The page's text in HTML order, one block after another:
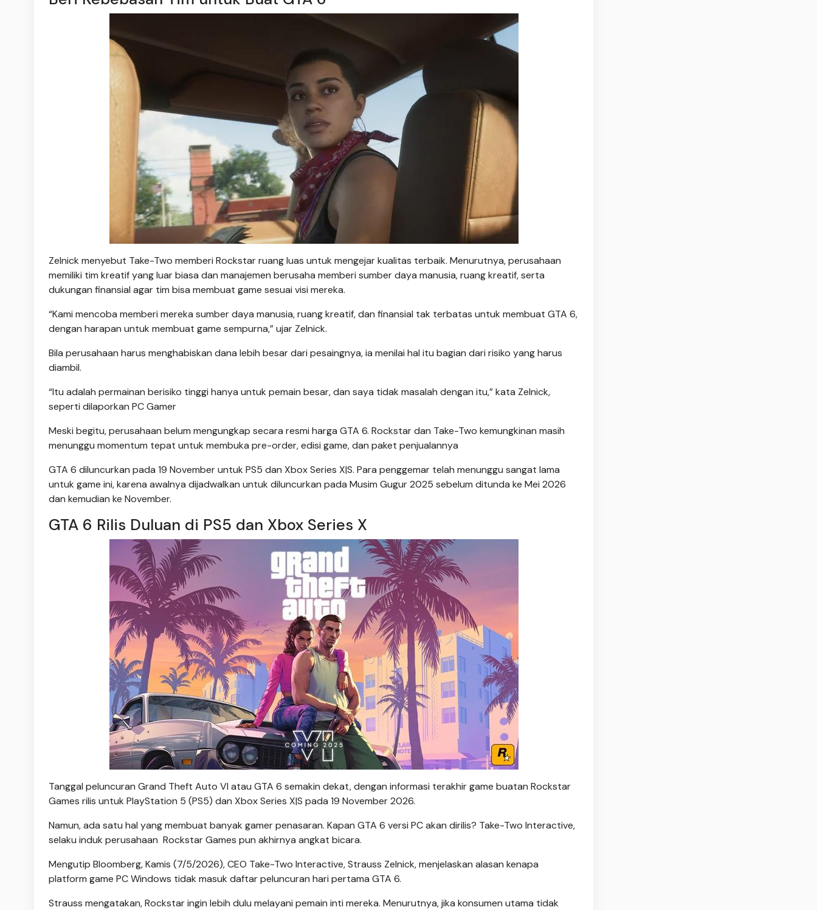
Zelnick menyebut Take-Two memberi Rockstar ruang luas untuk mengejar kualitas terbaik. Menurutnya, perusahaan
memiliki tim kreatif yang luar biasa dan manajemen berusaha memberi sumber daya manusia, ruang kreatif, serta
dukungan finansial agar tim bisa membuat game sesuai visi mereka.
“Kami mencoba memberi mereka sumber daya manusia, ruang kreatif, dan finansial tak terbatas untuk membuat GTA 6,
dengan harapan untuk membuat game sempurna,” ujar Zelnick.
Bila perusahaan harus menghabiskan dana lebih besar dari pesaingnya, ia menilai hal itu bagian dari risiko yang harus
diambil.
“Itu adalah permainan berisiko tinggi hanya untuk pemain besar, dan saya tidak masalah dengan itu,” kata Zelnick,
seperti dilaporkan PC Gamer
Meski begitu, perusahaan belum mengungkap secara resmi harga GTA 6. Rockstar dan Take-Two kemungkinan masih
menunggu momentum tepat untuk membuka pre-order, edisi game, dan paket penjualannya
GTA 6 diluncurkan pada 19 November untuk PS5 dan Xbox Series X|S. Para penggemar telah menunggu sangat lama
untuk game ini, karena awalnya dijadwalkan untuk diluncurkan pada Musim Gugur 2025 sebelum ditunda ke Mei 2026
dan kemudian ke November.
GTA 6 Rilis Duluan di PS5 dan Xbox Series X
Tanggal peluncuran Grand Theft Auto VI atau GTA 6 semakin dekat, dengan informasi terakhir game buatan Rockstar
Games rilis untuk PlayStation 5 (PS5) dan Xbox Series X|S pada 19 November 2026.
Namun, ada satu hal yang membuat banyak gamer penasaran. Kapan GTA 6 versi PC akan dirilis? Take-Two Interactive,
selaku induk perusahaan Rockstar Games pun akhirnya angkat bicara.
Mengutip Bloomberg, Kamis (7/5/2026), CEO Take-Two Interactive, Strauss Zelnick, menjelaskan alasan kenapa
platform game PC Windows tidak masuk daftar peluncuran hari pertama GTA 6.
Strauss mengatakan, Rockstar ingin lebih dulu melayani pemain inti mereka. Menurutnya, jika konsumen utama tidak